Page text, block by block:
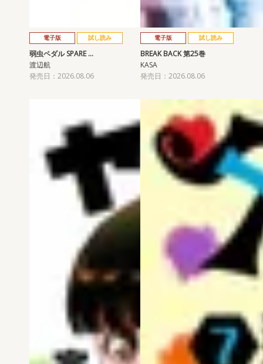
電子版 試し読み
弱虫ペダル SPARE …
渡辺航
発売日：2026.08.06
電子版 試し読み
BREAK BACK 第25巻
KASA
発売日：2026.08.06